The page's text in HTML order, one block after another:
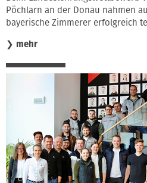
Pöchlarn an der Donau nahmen
bayerische Zimmerer erfolgreich
❯ mehr